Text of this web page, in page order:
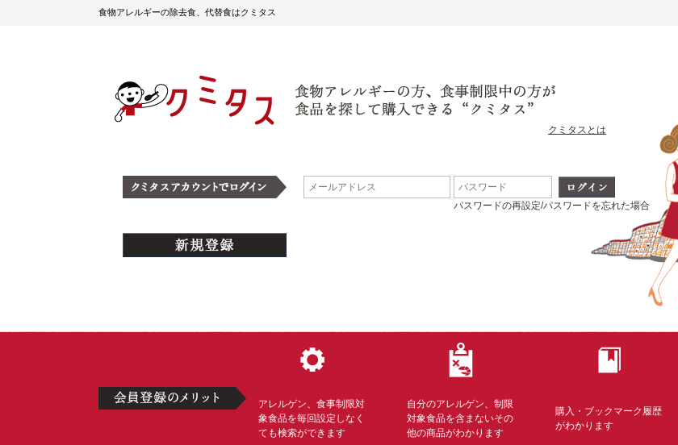
食物アレルギーの除去食、代替食はクミタス
クミタスとは
パスワードの再設定/パスワードを忘れた場合
アレルゲン、食事制限対
象食品を毎回設定しなく
ても検索ができます
自分のアレルゲン、制限
対象食品を含まないその
他の商品がわかります
購入・ブックマーク履歴
がわかります